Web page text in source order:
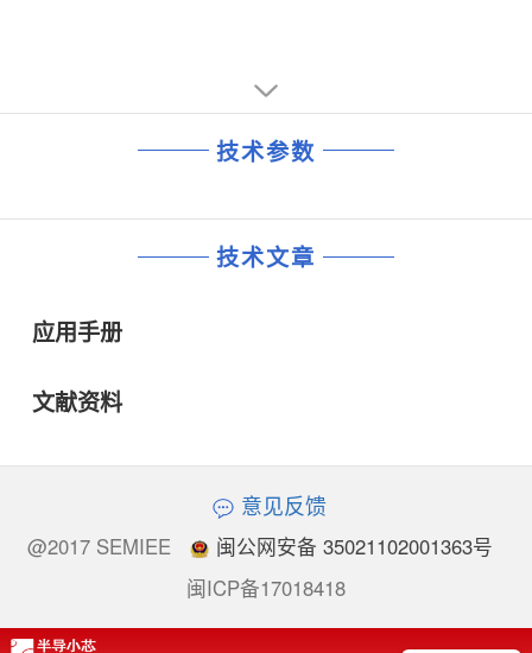
技术参数
技术文章
应用手册
文献资料
意见反馈
@2017 SEMIEE
闽公网安备 35021102001363号
闽ICP备17018418